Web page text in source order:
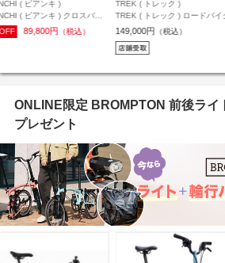
( トレック )
( トレック ) ロードバイク
AL 2 Gen 4 ( ドマーネ
2 Gen 4 ) マット ダークスター
円（税込）
TREK ( トレック )
TREK ( トレック ) クロスバ
FX 2 STEPOVER GEN 4 カ
170cm前後 )
99,000円 （税込）
ONLINE限定 BROMPTON 前後ライ
プレゼント